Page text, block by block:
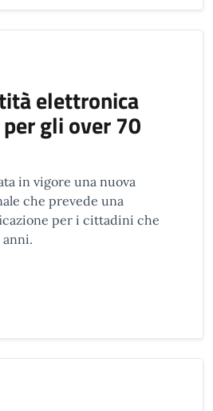
elettronica
gli over 70
in vigore una nuova
che prevede una
per i cittadini che